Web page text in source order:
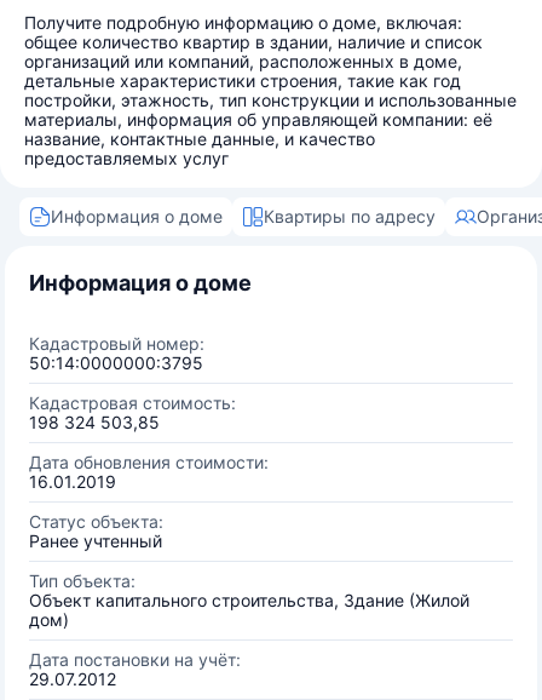
Получите подробную информацию о доме, включая:
общее количество квартир в здании, наличие и список
организаций или компаний, расположенных в доме,
детальные характеристики строения, такие как год
постройки, этажность, тип конструкции и использованные
материалы, информация об управляющей компании: её
название, контактные данные, и качество
предоставляемых услуг
Информация о доме Квартиры по адресу
Информация о доме
Кадастровый номер:
50:14:0000000:3795
Кадастровая стоимость:
198 324 503,85
Дата обновления стоимости:
16.01.2019
Статус объекта:
Ранее учтенный
Тип объекта:
Объект капитального строительства, Здание (Жилой
дом)
Дата постановки на учёт:
29.07.2012